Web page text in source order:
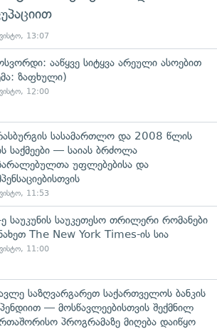
13:07
ააწყვე სიტყვა არეული ასოებით
ზაფხული)
12:00
სასამართლო და 2008 წლის
საქმეები — საიას ბრძოლა
უფლებებისა და
11:53
საუკუნის საუკეთესო თრილერი რომანები
The New York Times-ის სია
11:00
საზღვარგარეთ საქართველოს ბანკის
— მოსწავლეებისთვის შექმნილ
პროგრამაზე მიღება დაიწყო